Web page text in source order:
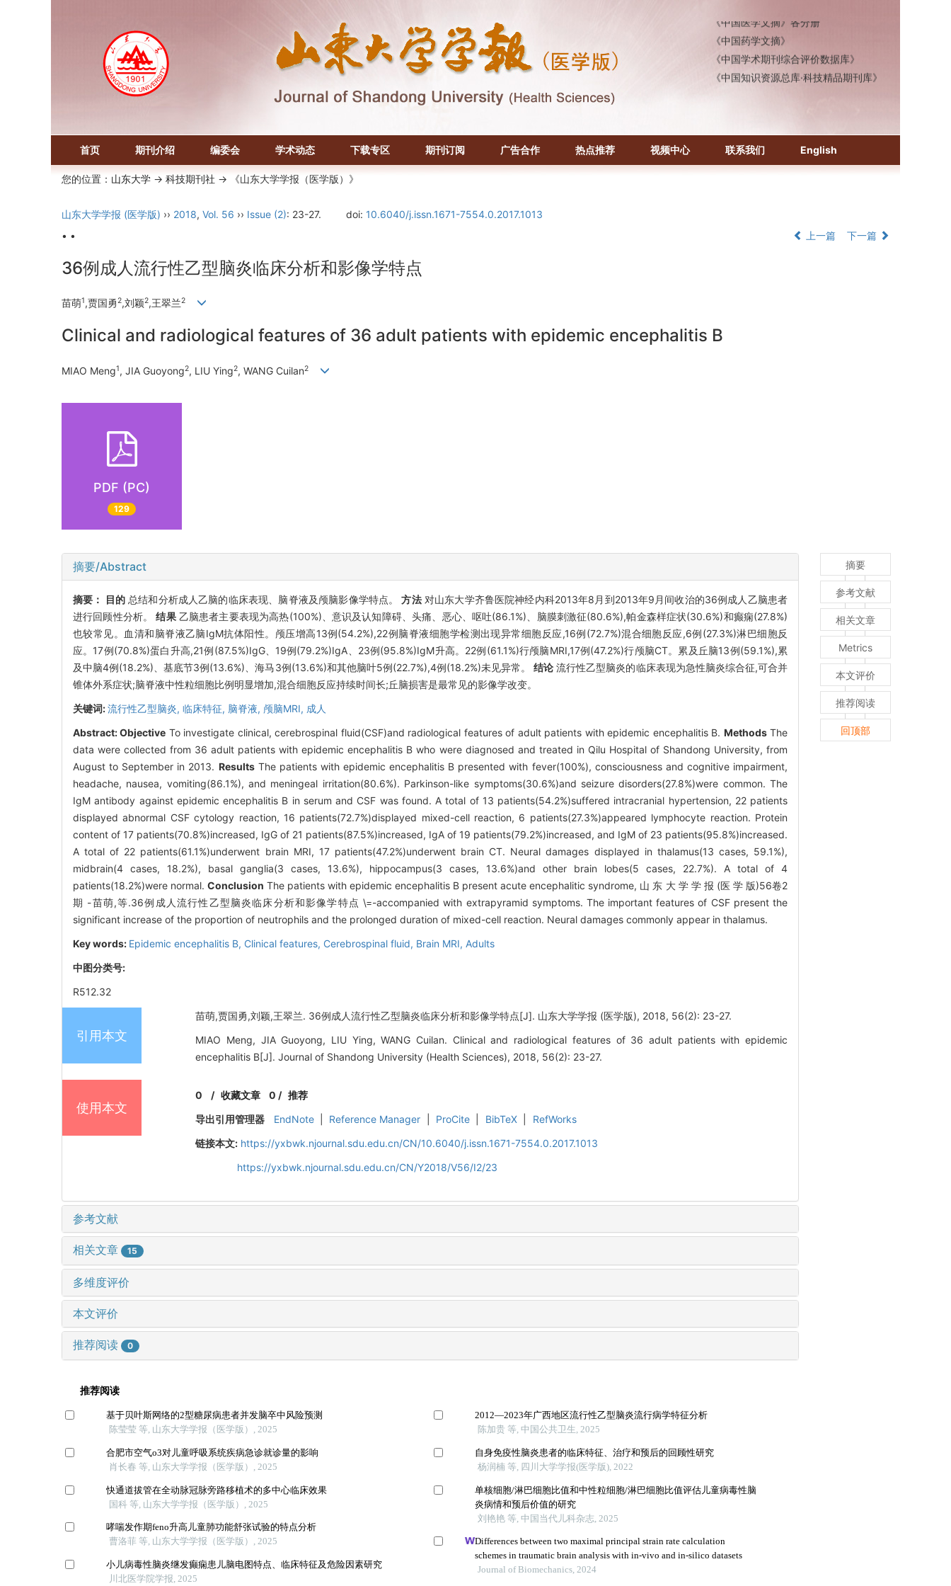
《中国药学文摘》
《中国学术期刊综合评价数据库》
《中国知识资源总库·科技精品期刊库》
首页 期刊介绍 编委会 学术动态 下载专区 期刊订阅 广告合作 热点推荐 视频中心 联系我们 English
您的位置： 山东大学 -> 科技期刊社 -> 《山东大学学报（医学版）》
山东大学学报 (医学版) ›› 2018, Vol. 56 ›› Issue (2): 23-27. doi: 10.6040/j.issn.1671-7554.0.2017.1013
• •
上一篇 下一篇
36例成人流行性乙型脑炎临床分析和影像学特点
苗萌1,贾国勇2,刘颖2,王翠兰2
Clinical and radiological features of 36 adult patients with epidemic encephalitis B
MIAO Meng1, JIA Guoyong2, LIU Ying2, WANG Cuilan2
PDF (PC)
129
摘要/Abstract
摘要： 目的总结和分析成人乙脑的临床表现、脑脊液及颅脑影像学特点。方法对山东大学齐鲁医院神经内科2013年8月到2013年9月间收治的36例成人乙脑患者
进行回顾性分析。结果乙脑患者主要表现为高热(100%)、意识及认知障碍、头痛、恶心、呕吐(86.1%)、脑膜刺激征(80.6%),帕金森样症状(30.6%)和癫痫(27.8%)
也较常见。血清和脑脊液乙脑IgM抗体阳性。颅压增高13例(54.2%),22例脑脊液细胞学检测出现异常细胞反应,16例(72.7%)混合细胞反应,6例(27.3%)淋巴细胞反
应。17例(70.8%)蛋白升高,21例(87.5%)IgG、19例(79.2%)IgA、23例(95.8%)IgM升高。22例(61.1%)行颅脑MRI,17例(47.2%)行颅脑CT。累及丘脑13例(59.1%),累
及中脑4例(18.2%)、基底节3例(13.6%)、海马3例(13.6%)和其他脑叶5例(22.7%),4例(18.2%)未见异常。结论 流行性乙型脑炎的临床表现为急性脑炎综合征,可合并
锥体外系症状;脑脊液中性粒细胞比例明显增加,混合细胞反应持续时间长;丘脑损害是最常见的影像学改变。
关键词:流行性乙型脑炎, 临床特征, 脑脊液, 颅脑MRI, 成人
Abstract:Objective To investigate clinical, cerebrospinal fluid(CSF)and radiological features of adult patients with epidemic encephalitis B. MethodsThe
data were collected from 36 adult patients with epidemic encephalitis B who were diagnosed and treated in Qilu Hospital of Shandong University, from
August to September in 2013. ResultsThe patients with epidemic encephalitis B presented with fever(100%), consciousness and cognitive impairment,
headache, nausea, vomiting(86.1%), and meningeal irritation(80.6%). Parkinson-like symptoms(30.6%)and seizure disorders(27.8%)were common. The
IgM antibody against epidemic encephalitis B in serum and CSF was found. A total of 13 patients(54.2%)suffered intracranial hypertension, 22 patients
displayed abnormal CSF cytology reaction, 16 patients(72.7%)displayed mixed-cell reaction, 6 patients(27.3%)appeared lymphocyte reaction. Protein
content of 17 patients(70.8%)increased, IgG of 21 patients(87.5%)increased, IgA of 19 patients(79.2%)increased, and IgM of 23 patients(95.8%)increased.
A total of 22 patients(61.1%)underwent brain MRI, 17 patients(47.2%)underwent brain CT. Neural damages displayed in thalamus(13 cases, 59.1%),
midbrain(4 cases, 18.2%), basal ganglia(3 cases, 13.6%), hippocampus(3 cases, 13.6%)and other brain lobes(5 cases, 22.7%). A total of 4
patients(18.2%)were normal.Conclusion The patients with epidemic encephalitis B present acute encephalitic syndrome, 山 东 大 学 学 报 (医 学 版)56卷2
期 -苗萌,等.36例成人流行性乙型脑炎临床分析和影像学特点 \=-accompanied with extrapyramid symptoms. The important features of CSF present the
significant increase of the proportion of neutrophils and the prolonged duration of mixed-cell reaction. Neural damages commonly appear in thalamus.
Key words: Epidemic encephalitis B, Clinical features, Cerebrospinal fluid, Brain MRI, Adults
中图分类号:
R512.32
引用本文
苗萌,贾国勇,刘颖,王翠兰. 36例成人流行性乙型脑炎临床分析和影像学特点[J]. 山东大学学报 (医学版), 2018, 56(2): 23-27.
MIAO Meng, JIA Guoyong, LIU Ying, WANG Cuilan. Clinical and radiological features of 36 adult patients with epidemic
encephalitis B[J]. Journal of Shandong University (Health Sciences), 2018, 56(2): 23-27.
使用本文
0 /收藏文章 0 / 推荐
导出引用管理器
EndNote Reference Manager ProCite BibTeX
RefWorks
链接本文: https://yxbwk.njournal.sdu.edu.cn/CN/10.6040/j.issn.1671-7554.0.2017.1013
https://yxbwk.njournal.sdu.edu.cn/CN/Y2018/V56/I2/23
参考文献
相关文章 15
多维度评价
本文评价
推荐阅读 0
摘要
参考文献
相关文章
Metrics
本文评价
推荐阅读
回顶部